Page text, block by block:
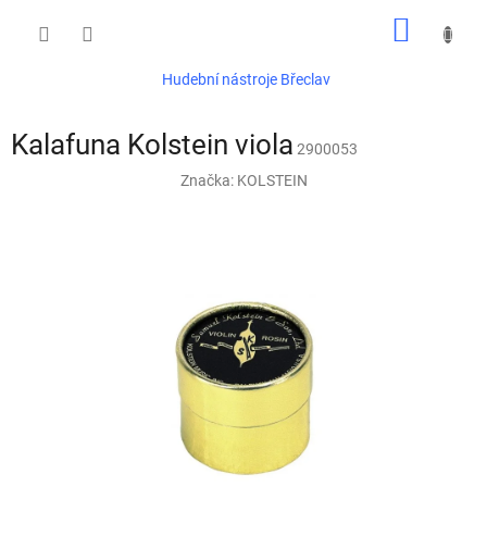
Hudební nástroje Břeclav
Kalafuna Kolstein viola 2900053
Značka: KOLSTEIN